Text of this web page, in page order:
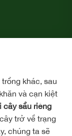
khác, sau
và cạn kiệt
cây sầu riêng
trở về trạng
chúng ta sẽ